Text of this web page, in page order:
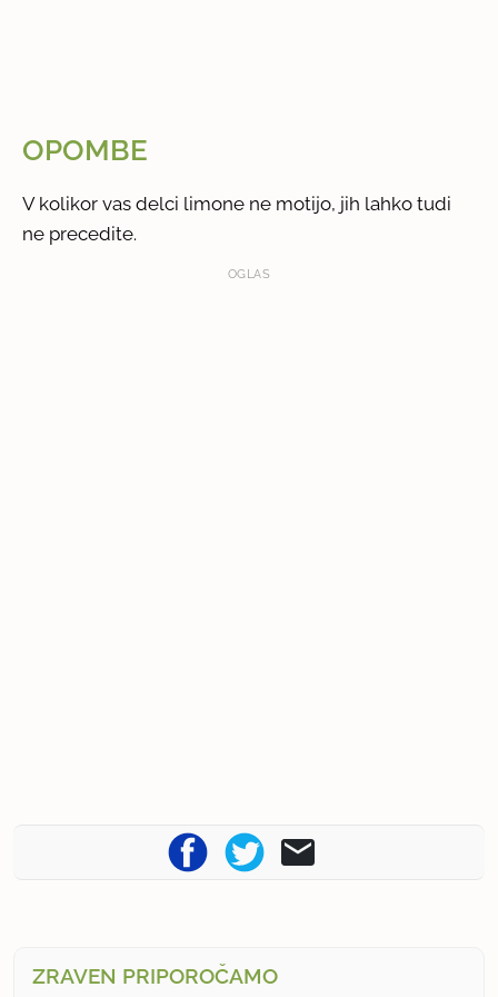
OPOMBE
V kolikor vas delci limone ne motijo, jih lahko tudi
ne precedite.
OGLAS
ZRAVEN PRIPOROČAMO